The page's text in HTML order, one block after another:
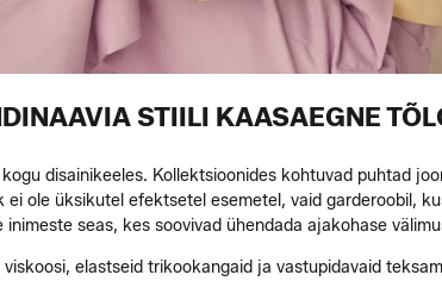
STIILI KAASAEGNE
disainikeeles. Kollektsioonides kohtuvad puhtad
ole üksikutel efektsetel esemetel, vaid garderoobil,
seas, kes soovivad ühendada ajakohase
elastseid trikookangaid ja vastupidavaid